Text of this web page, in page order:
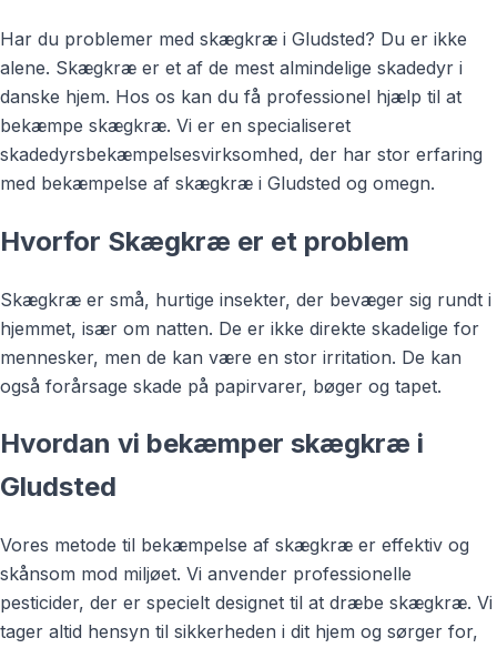
Har du problemer med skægkræ i Gludsted? Du er ikke
alene. Skægkræ er et af de mest almindelige skadedyr i
danske hjem. Hos os kan du få professionel hjælp til at
bekæmpe skægkræ. Vi er en specialiseret
skadedyrsbekæmpelsesvirksomhed, der har stor erfaring
med bekæmpelse af skægkræ i Gludsted og omegn.
Hvorfor Skægkræ er et problem
Skægkræ er små, hurtige insekter, der bevæger sig rundt i
hjemmet, især om natten. De er ikke direkte skadelige for
mennesker, men de kan være en stor irritation. De kan
også forårsage skade på papirvarer, bøger og tapet.
Hvordan vi bekæmper skægkræ i
Gludsted
Vores metode til bekæmpelse af skægkræ er effektiv og
skånsom mod miljøet. Vi anvender professionelle
pesticider, der er specielt designet til at dræbe skægkræ. Vi
tager altid hensyn til sikkerheden i dit hjem og sørger for,